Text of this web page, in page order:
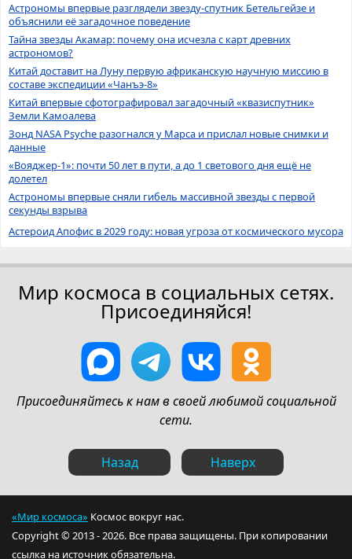
Астрономы впервые разглядели звезду-спутник Бетельгейзе и
объяснили её загадочное поведение
Тайна звезды Акамар: почему она исчезла с карт древних
астрономов?
Китай доставит на Луну первую африканскую научную миссию в
составе экспедиции «Чанъэ-8»
Китай впервые сфотографировал загадочный «квазиспутник»
Земли Камоалева
Зонд NASA Psyche разогнался у Марса и прислал новые снимки и
данные
«Вояджер-1»: почти 50 лет в пути, а до 1 светового дня ещё не
долетел
Астрономы впервые сняли гибель массивной звезды с первой
секунды взрыва
Астероид Апофис в 2029 году: новая угроза от космического мусора
Мир космоса в социальных сетях.
Присоединяйся!
Присоединяйтесь к нам в своей любимой социальной
сети.
Назад Наверх
«Мир космоса» Космос вокруг нас.
Copyright © 2013 - 2026. Все права защищены. При копировании
ссылка на источник обязательна.